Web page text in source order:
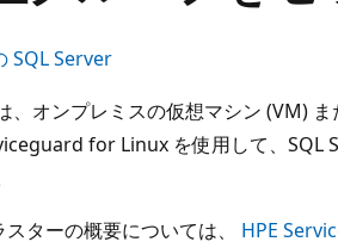
SQL Server
、オンプレミスの仮想マシン (VM)
for Linux を使用して、SQL
ターの概要については、 HPE